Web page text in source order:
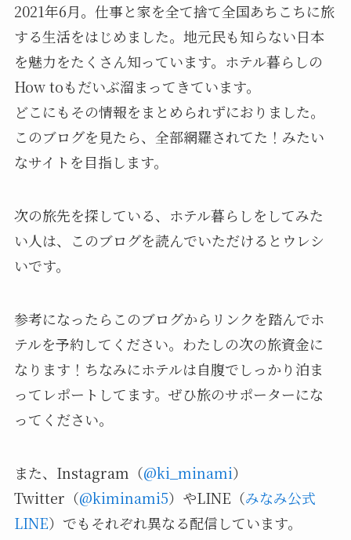
2021年6月。仕事と家を全て捨て全国あちこちに旅
する生活をはじめました。地元民も知らない日本
を魅力をたくさん知っています。ホテル暮らしの
How toもだいぶ溜まってきています。
どこにもその情報をまとめられずにおりました。
このブログを見たら、全部網羅されてた！みたい
なサイトを目指します。
次の旅先を探している、ホテル暮らしをしてみた
い人は、このブログを読んでいただけるとウレシ
いです。
参考になったらこのブログからリンクを踏んでホ
テルを予約してください。わたしの次の旅資金に
なります！ ちなみにホテルは自腹でしっかり泊ま
ってレポートしてます。ぜひ旅のサポーターにな
ってください。
また、Instagram（@ki_minami）
Twitter（@kiminami5）やLINE（みなみ公式
LINE）でもそれぞれ異なる配信しています。